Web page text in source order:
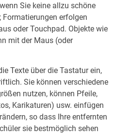
Sie keine allzu schöne
erfolgen
oder Touchpad. Objekte wie
mit der Maus (oder
Texte über die Tastatur ein,
Sie können verschiedene
nutzen, können Pfeile,
Karikaturen) usw. einfügen
so dass Ihre entfernten
sie bestmöglich sehen